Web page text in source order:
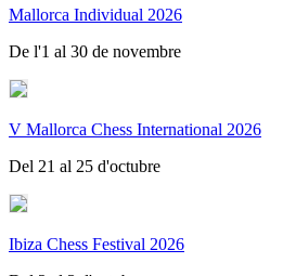
Mallorca Individual 2026
De l'1 al 30 de novembre
V Mallorca Chess International 2026
Del 21 al 25 d'octubre
Ibiza Chess Festival 2026